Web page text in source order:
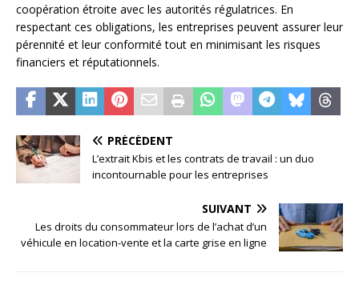
coopération étroite avec les autorités régulatrices. En
respectant ces obligations, les entreprises peuvent assurer leur
pérennité et leur conformité tout en minimisant les risques
financiers et réputationnels.
PRÉCÉDENT
L’extrait Kbis et les contrats de travail : un duo
incontournable pour les entreprises
SUIVANT
Les droits du consommateur lors de l’achat d’un
véhicule en location-vente et la carte grise en ligne